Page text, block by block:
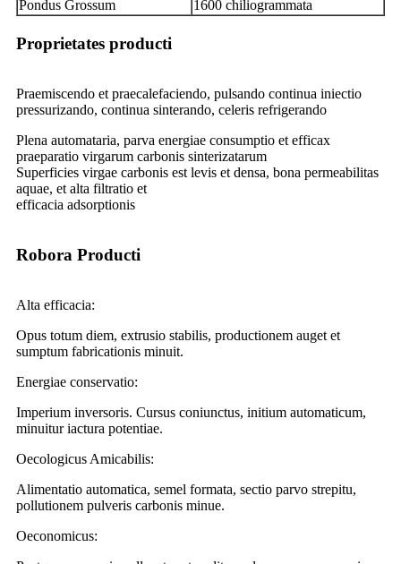
Pondus Grossum 1600 chiliogrammata
Proprietates producti
Praemiscendo et praecalefaciendo, pulsando continua iniectio
pressurizando, continua sinterando, celeris refrigerando
Plena automataria, parva energiae consumptio et efficax
praeparatio virgarum carbonis sinterizatarum
Superficies virgae carbonis est levis et densa, bona permeabilitas
aquae, et alta filtratio et
efficacia adsorptionis
Robora Producti
Alta efficacia:
Opus totum diem, extrusio stabilis, productionem auget et
sumptum fabricationis minuit.
Energiae conservatio:
Imperium inversoris. Cursus coniunctus, initium automaticum,
minuitur iactura potentiae.
Oecologicus Amicabilis:
Alimentatio automatica, semel formata, sectio parvo strepitu,
pollutionem pulveris carbonis minue.
Oeconomicus: